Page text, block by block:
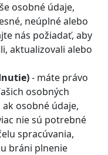
osobné údaje,
neúplné alebo
nás požiadať, aby
aktualizovali alebo
- máte právo
osobných
osobné údaje,
nie sú potrebné
spracúvania,
bráni plnenie